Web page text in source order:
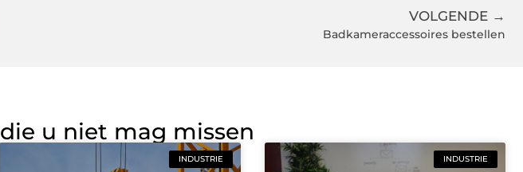
VOLGENDE →
Badkameraccessoires bestellen
die u niet mag missen
INDUSTRIE INDUSTRIE